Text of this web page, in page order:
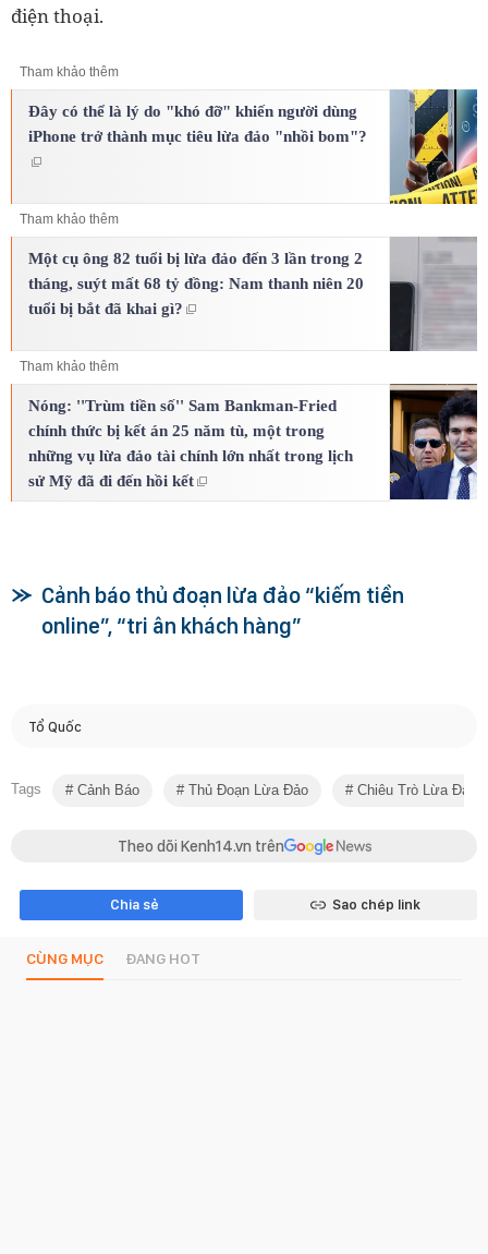
điện thoại.
Tham khảo thêm
Đây có thể là lý do "khó đỡ" khiến người dùng
iPhone trở thành mục tiêu lừa đảo "nhồi bom"?
Tham khảo thêm
Một cụ ông 82 tuổi bị lừa đảo đến 3 lần trong 2
tháng, suýt mất 68 tỷ đồng: Nam thanh niên 20
tuổi bị bắt đã khai gì?
Tham khảo thêm
Nóng: ''Trùm tiền số'' Sam Bankman-Fried
chính thức bị kết án 25 năm tù, một trong
những vụ lừa đảo tài chính lớn nhất trong lịch
sử Mỹ đã đi đến hồi kết
Cảnh báo thủ đoạn lừa đảo “kiếm tiền
online”, “tri ân khách hàng”
Tổ Quốc
Tags Cảnh Báo Thủ Đoạn Lừa Đảo Chiêu Trò Lừa Đảo
Theo dõi Kenh14.vn trên
Chia sẻ Sao chép link
CÙNG MỤC ĐANG HOT